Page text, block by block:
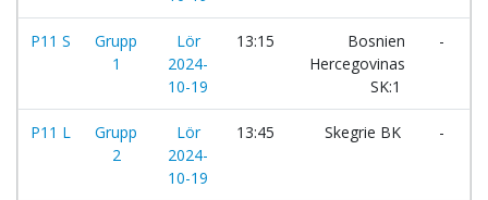
P11 S
Grupp
1
Lör
2024-
10-19
13:15
Bosnien
Hercegovinas
SK:1
-
P11 L
Grupp
2
Lör
2024-
10-19
13:45 Skegrie BK -